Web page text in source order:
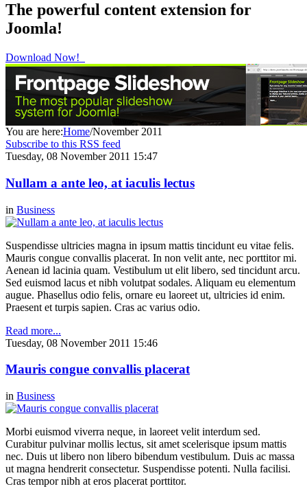
The powerful content extension for
Joomla!
Download Now!
You are here:Home/November 2011
Subscribe to this RSS feed
Tuesday, 08 November 2011 15:47
Nullam a ante leo, at iaculis lectus
in Business
Suspendisse ultricies magna in ipsum mattis tincidunt eu vitae felis.
Mauris congue convallis placerat. In non velit ante, nec porttitor mi.
Aenean id lacinia quam. Vestibulum ut elit libero, sed tincidunt arcu.
Sed euismod lacus et nibh volutpat sodales. Aliquam eu elementum
augue. Phasellus odio felis, ornare eu laoreet ut, ultricies id enim.
Praesent et turpis sapien. Cras ac varius odio.
Read more...
Tuesday, 08 November 2011 15:46
Mauris congue convallis placerat
in Business
Morbi euismod viverra neque, in laoreet velit interdum sed.
Curabitur pulvinar mollis lectus, sit amet scelerisque ipsum mattis
nec. Duis ut libero non libero bibendum vestibulum. Duis ac massa
ut magna hendrerit consectetur. Suspendisse potenti. Nulla facilisi.
Cras tempor nibh at eros placerat porttitor.